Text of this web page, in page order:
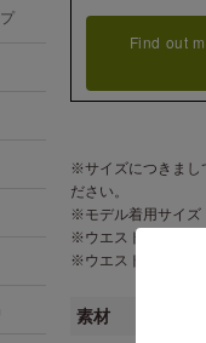
Find out
※サイズにつきまし
ださい。
※モデル着用サイズ
※ウエスト最大伸は
※ウエスト部分ゴム
素材